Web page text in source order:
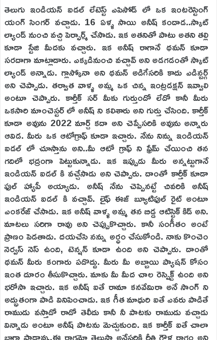
తెలుగు ఇండియన్ ఐడల్ లేటెస్ట్ ఎపిసోడ్ లో ఒక ఇంటరెస్టింగ్
యంగ్ సింగర్ వచ్చాడు. 16 ఏళ్ళ సాయి అనీష్ కందాడ..స్కాట్
ల్యాండ్ నుంచి వచ్చి పెర్ఫార్మ్ చేసాడు. ఇక అతనితో పాటు అతని తల్లి
కూడా స్టేజి మీదకు వచ్చారు. ఇక అనీష్ రాగానే థమన్ కూడా
సరదాగా మాట్లాడారు. ఎక్కడినుంచి వచ్చావ్ అని అడగడంతో స్కాట్
ల్యాండ్ అన్నాడు. గ్లాస్కోనా అని థమన్ అడిగేసరికి కాదు ఎడిన్బర్గ్
అని చెప్పాడు. తర్వాత వాళ్ళ అమ్మ ఒక చిన్న ఇంట్రడక్షన్ ఇవ్వాలి
అంటూ చెప్పారు. కార్తీక్ సర్ మీకు గుర్తుందో లేదో కానీ మీరు
ఒకసారి మాంచెస్టర్ లో అనీష్ ని కలిశారు అని గుర్తు చేసింది. కార్తీక్
కూడా అవును 2022 మార్చ్ కదా అని చెప్పేసరికి అవును అన్నారు
ఆవిడ. మీరు ఒక ఆటోగ్రాఫ్ కూడా ఇచ్చారు. నేను నిన్ను ఇండియన్
ఐడల్ లో చూస్తాను అని..మీ ఆటో గ్రాఫ్ ని ఫ్రేమ్ చేయించి తన
గదిలో భద్రంగా పెట్టుకున్నాడు. ఇక ఇప్పుడు మీరు అన్నట్టుగానే
ఇండియన్ ఐడల్ కి వచ్చేసాడు అని చెప్పారు. దాంతో కార్తీక్ కూడా
ఫుల్ హ్యాపీ అయ్యాడు. అనీష్ నేను చెప్పినట్టే చివరికి అనీష్
ఇండియన్ ఐడల్ కి వచ్చావ్. లైఫ్ ఈజ్ బ్యూటిఫుల్ రైట్ అంటూ
ఎంకరేజ్ చేసాడు. ఇక అనీష్ వాళ్ళ అమ్మ తన బిడ్డ ఆటిస్టిక్ కిడ్ అని.
మాటలు సరిగా రావు అని చెప్పుకొచ్చారు. కానీ సంగీతం అంటే
ప్రాణం పెడతాడు. దయచేసి నన్ను అర్ధం చేసుకోండి. నాకు కొంచెం
నెర్వస్ నెస్ ఉంది, టెన్షన్ కూడా ఉంది అని చెప్పారు. దాంతో
థమన్ మీరు కంగారు పడొద్దు. మీరు మీ అబ్బాయి ప్యాషన్ కోసం
ఇంత దూరం తీసుకొచ్చారు. మాకు మీ మీద చాల రెస్పెక్ట్ ఉంది అని
భరోసా ఇచ్చారు. ఇక అనీష్ ఐతే రామా కనవేమిరా అనే సాంగ్ ని
అద్భుతంగా పాడి వినిపించాడు. ఇక గీత మాధురి ఐతే ఎవరు పాడితే
రాముడు వస్తాడో రాడో తెలీదు కానీ నీ పాటకు రాముడు వచ్చాడు
విన్నాడు అంటూ అనీష్ పాటను మెచ్చుకుంది. ఇక కార్తీక్ ఐతే చాలా